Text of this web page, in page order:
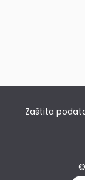
Zaštita